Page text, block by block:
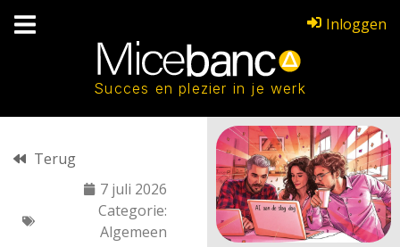
Inloggen
Succes en plezier in je werk
Terug
7 juli 2026
Categorie:
Algemeen